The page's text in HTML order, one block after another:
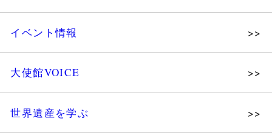
組織図・役員
法人会員・協賛団体／公認団体
イベント情報
大使館VOICE
世界遺産を学ぶ